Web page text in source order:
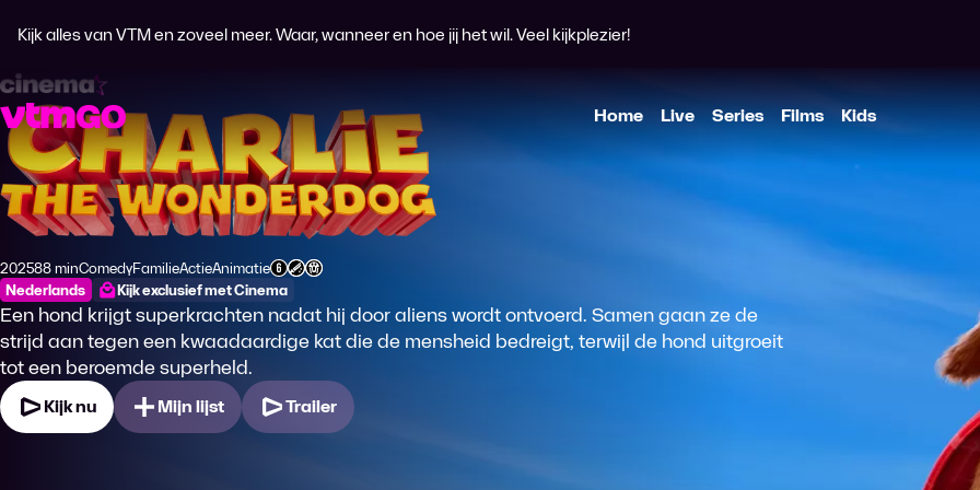
Kijk alles van VTM en zoveel meer. Waar, wanneer en hoe jij het wil. Veel kijkplezier!
Home Live Series Films Kids
Charlie the Wonderdog
Productiejaar
2025
Tijdsduur
88 min
Genre
Comedy
Genre
Familie
Genre
Actie
Genre
Animatie
Leeftijdsclassificatie
Nederlands Kijk exclusief met Cinema
Een hond krijgt superkrachten nadat hij door aliens wordt ontvoerd. Samen gaan ze de
strijd aan tegen een kwaadaardige kat die de mensheid bedreigt, terwijl de hond uitgroeit
tot een beroemde superheld.
Kijk nu Mijn lijst Trailer